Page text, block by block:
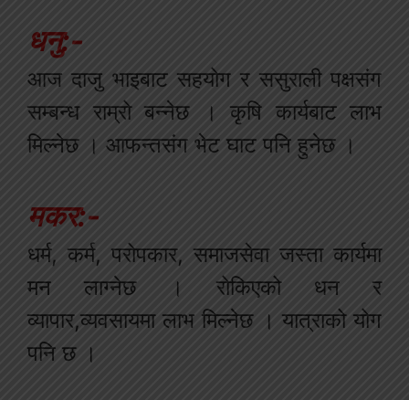
धनु:-
आज दाजु भाइबाट सहयोग र ससुराली पक्षसंग
सम्बन्ध राम्रो बन्नेछ । कृषि कार्यबाट लाभ
मिल्नेछ । आफन्तसंग भेट घाट पनि हुनेछ ।
मकर:-
धर्म, कर्म, परोपकार, समाजसेवा जस्ता कार्यमा
मन लाग्नेछ । रोकिएको धन र
व्यापार,व्यवसायमा लाभ मिल्नेछ । यात्राको योग
पनि छ ।